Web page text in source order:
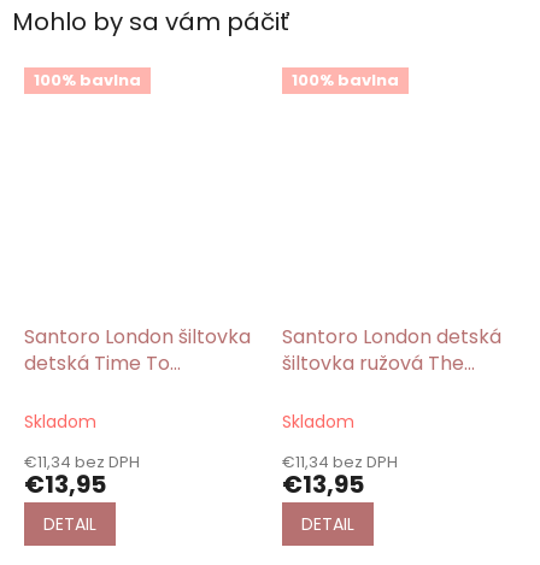
Mohlo by sa vám páčiť
100% bavlna
Santoro London šiltovka
detská Time To
Skladom
€11,34 bez DPH
€13,95
DETAIL
100% bavlna
Santoro London detská
šiltovka ružová The
Skladom
€11,34 bez DPH
€13,95
DETAIL